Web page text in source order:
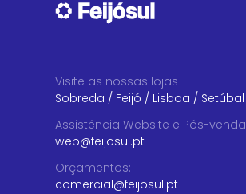
Visite as nossas lojas
Sobreda / Feijó / Lisboa / Setúbal
Assistência Website e Pós-venda
web@feijosul.pt
Orçamentos:
comercial@feijosul.pt